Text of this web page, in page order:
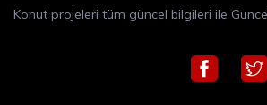
Konut projeleri tüm güncel bilgileri ile